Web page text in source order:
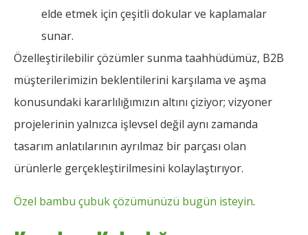
elde etmek için çeşitli dokular ve kaplamalar
sunar.
Özelleştirilebilir çözümler sunma taahhüdümüz, B2B
müşterilerimizin beklentilerini karşılama ve aşma
konusundaki kararlılığımızın altını çiziyor; vizyoner
projelerinin yalnızca işlevsel değil aynı zamanda
tasarım anlatılarının ayrılmaz bir parçası olan
ürünlerle gerçekleştirilmesini kolaylaştırıyor.
Özel bambu çubuk çözümünüzü bugün isteyin.